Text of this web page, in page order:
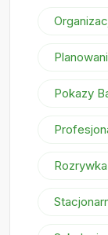
Pokazy